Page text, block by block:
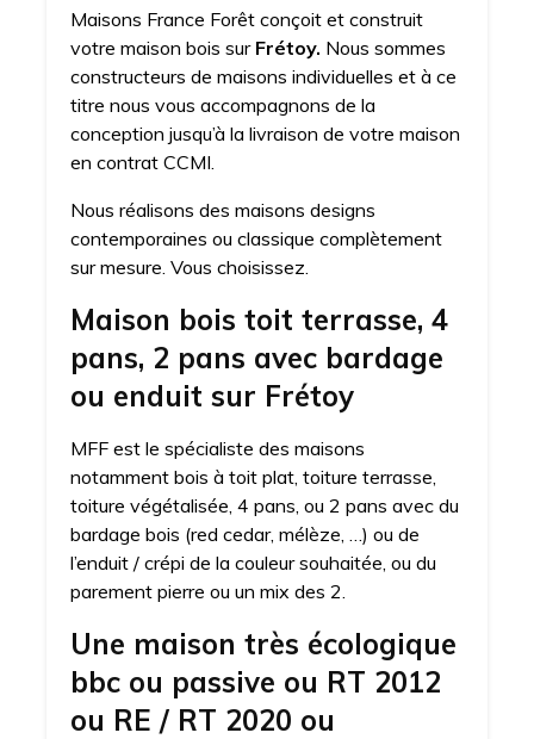
Maisons France Forêt conçoit et construit
votre maison bois sur Frétoy. Nous sommes
constructeurs de maisons individuelles et à ce
titre nous vous accompagnons de la
conception jusqu’à la livraison de votre maison
en contrat CCMI.
Nous réalisons des maisons designs
contemporaines ou classique complètement
sur mesure. Vous choisissez.
Maison bois toit terrasse, 4
pans, 2 pans avec bardage
ou enduit sur Frétoy
MFF est le spécialiste des maisons
notamment bois à toit plat, toiture terrasse,
toiture végétalisée, 4 pans, ou 2 pans avec du
bardage bois (red cedar, mélèze, …) ou de
l’enduit / crépi de la couleur souhaitée, ou du
parement pierre ou un mix des 2.
Une maison très écologique
bbc ou passive ou RT 2012
ou RE / RT 2020 ou